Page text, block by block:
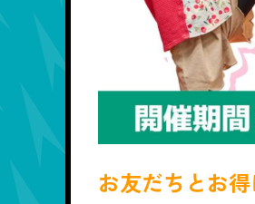
お友だちとお